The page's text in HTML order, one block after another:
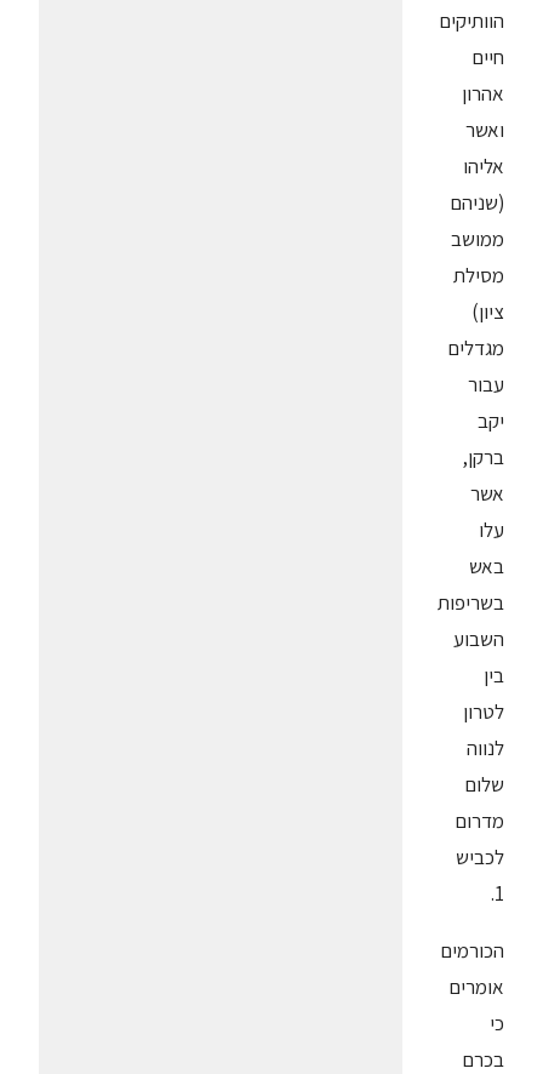
הוותיקים
חיים
אהרון
ואשר
אליהו
(שניהם
ממושב
מסילת
ציון)
מגדלים
עבור
יקב
ברקן,
אשר
עלו
באש
בשריפות
השבוע
בין
לטרון
לנווה
שלום
מדרום
לכביש
1.
הכורמים
אומרים
כי
בכרם